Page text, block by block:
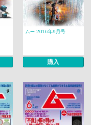
ムー 2016年9月号
購入